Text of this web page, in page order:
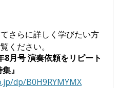
さらに詳しく学びたい方
ください。
8月号 演奏依頼をリピート
』
dp/B0H9RYMYMX